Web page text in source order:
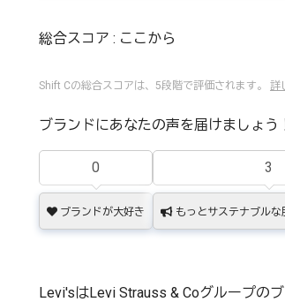
総合スコア : ここから
Shift Cの総合スコアは、5段階で評価されます。 詳
ブランドにあなたの声を届けましょう
0
ブランドが大好き
3
もっとサステナブル
Levi'sはLevi Strauss & Coグループのブ